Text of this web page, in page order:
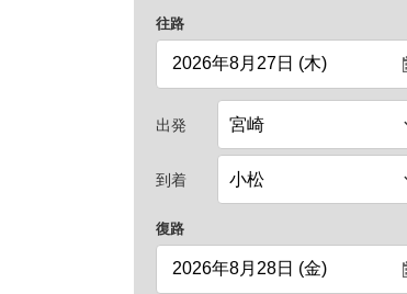
往路
出発
到着
復路